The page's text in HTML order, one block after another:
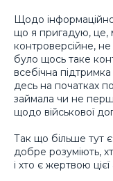
Щодо
що я пригадую, це,
контроверсійне,
було щось таке
всебічна
десь на початках
займала чи не
щодо військової
Так що більше тут є
добре розуміють,
і хто є жертвою цієї